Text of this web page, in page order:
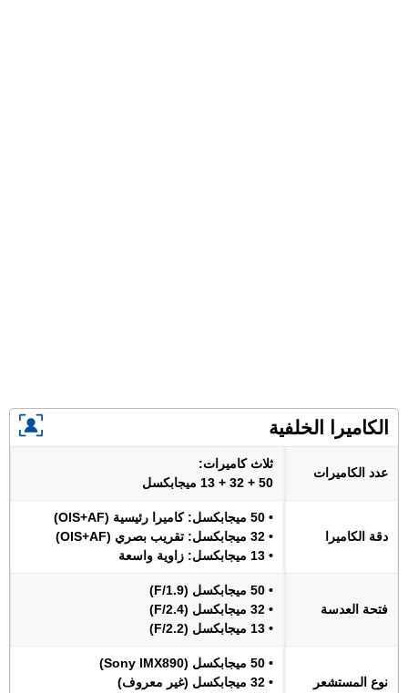
الكاميرا الخلفية
عدد الكاميرات
ثلاث كاميرات:
50 + 32 + 13 ميجابكسل
دقة الكاميرا
• 50 ميجابكسل: كاميرا رئيسية (OIS+AF)
• 32 ميجابكسل: تقريب بصري (OIS+AF)
• 13 ميجابكسل: زاوية واسعة
فتحة العدسة
• 50 ميجابكسل (F/1.9)
• 32 ميجابكسل (F/2.4)
• 13 ميجابكسل (F/2.2)
نوع المستشعر
• 50 ميجابكسل (Sony IMX890)
• 32 ميجابكسل (غير معروف)